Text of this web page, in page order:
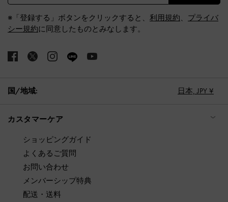
※「登録する」ボタンをクリックすると、 利用規約、 プライバ
シー規約に同意したものとみなします。
国/地域: 日本, JPY ¥
カスタマーケア
ショッピングガイド
よくあるご質問
お問い合わせ
メンバーシップ特典
配送・送料